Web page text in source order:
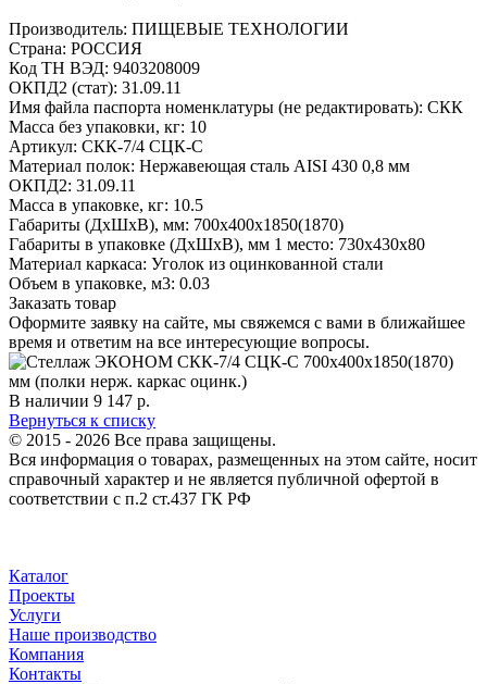
Производитель: ПИЩЕВЫЕ ТЕХНОЛОГИИ
Страна: РОССИЯ
Код ТН ВЭД: 9403208009
ОКПД2 (стат): 31.09.11
Имя файла паспорта номенклатуры (не редактировать): СКК
Масса без упаковки, кг: 10
Артикул: СКК-7/4 СЦК-С
Материал полок: Нержавеющая сталь AISI 430 0,8 мм
ОКПД2: 31.09.11
Масса в упаковке, кг: 10.5
Габариты (ДхШхВ), мм: 700х400х1850(1870)
Габариты в упаковке (ДхШхВ), мм 1 место: 730х430х80
Материал каркаса: Уголок из оцинкованной стали
Объем в упаковке, м3: 0.03
Заказать товар
Оформите заявку на сайте, мы свяжемся с вами в ближайшее
время и ответим на все интересующие вопросы.
В наличии 9 147 р.
Вернуться к списку
© 2015 - 2026 Все права защищены.
Вся информация о товарах, размещенных на этом сайте, носит
справочный характер и не является публичной офертой в
соответствии с п.2 ст.437 ГК РФ
Каталог
Проекты
Услуги
Наше производство
Компания
Контакты